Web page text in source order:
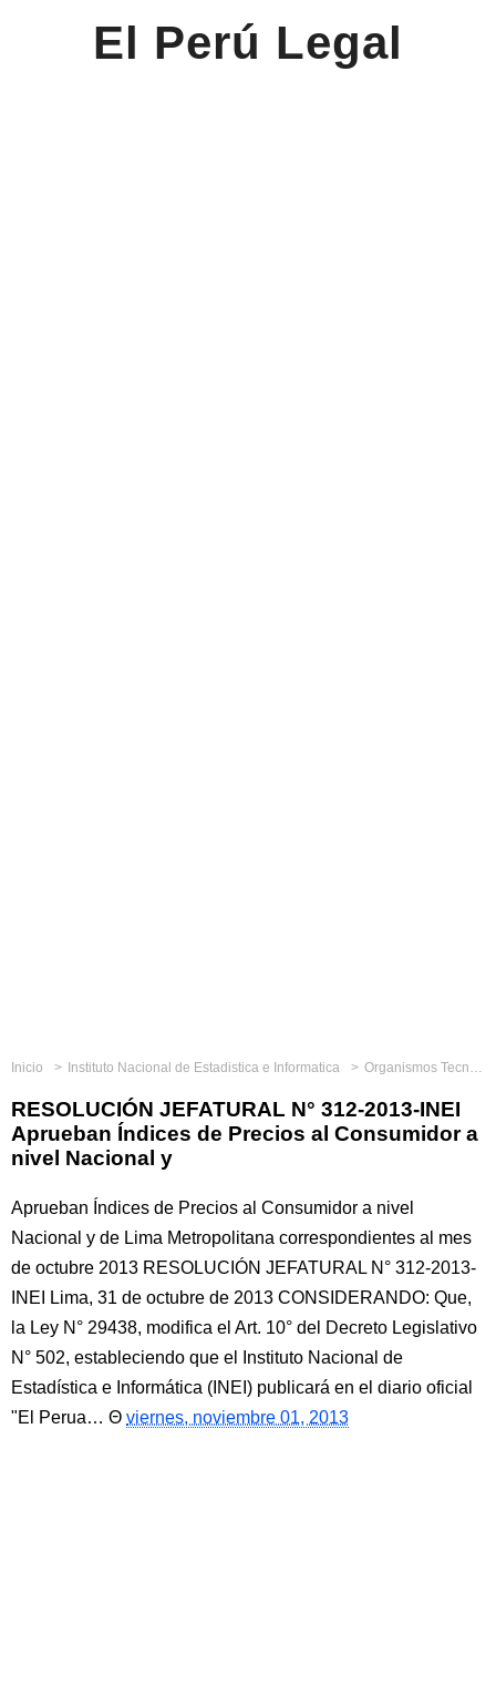
El Perú Legal
Inicio Instituto Nacional de Estadistica e Informatica Organismos Tecnicos Especializados
RESOLUCIÓN JEFATURAL N° 312-2013-INEI
Aprueban Índices de Precios al Consumidor a
nivel Nacional y
Aprueban Índices de Precios al Consumidor a nivel
Nacional y de Lima Metropolitana correspondientes al mes
de octubre 2013 RESOLUCIÓN JEFATURAL N° 312-2013-
INEI Lima, 31 de octubre de 2013 CONSIDERANDO: Que,
la Ley N° 29438, modifica el Art. 10° del Decreto Legislativo
N° 502, estableciendo que el Instituto Nacional de
Estadística e Informática (INEI) publicará en el diario oficial
"El Perua…
viernes, noviembre 01, 2013